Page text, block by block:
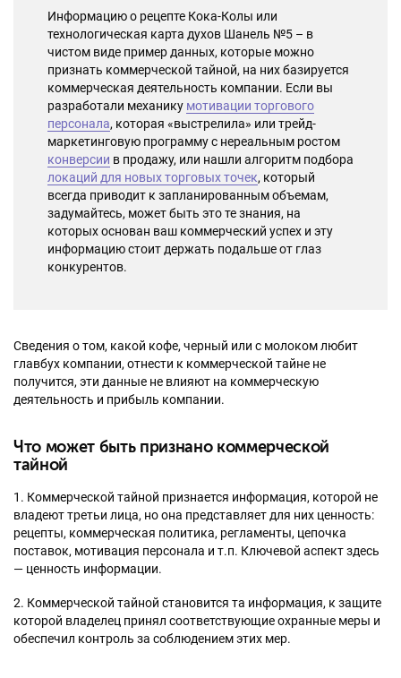
Информацию о рецепте Кока-Колы или
технологическая карта духов Шанель №5 – в
чистом виде пример данных, которые можно
признать коммерческой тайной, на них базируется
коммерческая деятельность компании. Если вы
разработали механику мотивации торгового
персонала, которая «выстрелила» или трейд-
маркетинговую программу с нереальным ростом
конверсии в продажу, или нашли алгоритм подбора
локаций для новых торговых точек, который
всегда приводит к запланированным объемам,
задумайтесь, может быть это те знания, на
которых основан ваш коммерческий успех и эту
информацию стоит держать подальше от глаз
конкурентов.
Сведения о том, какой кофе, черный или с молоком любит
главбух компании, отнести к коммерческой тайне не
получится, эти данные не влияют на коммерческую
деятельность и прибыль компании.
Что может быть признано коммерческой
тайной
1. Коммерческой тайной признается информация, которой не
владеют третьи лица, но она представляет для них ценность:
рецепты, коммерческая политика, регламенты, цепочка
поставок, мотивация персонала и т.п. Ключевой аспект здесь
— ценность информации.
2. Коммерческой тайной становится та информация, к защите
которой владелец принял соответствующие охранные меры и
обеспечил контроль за соблюдением этих мер.